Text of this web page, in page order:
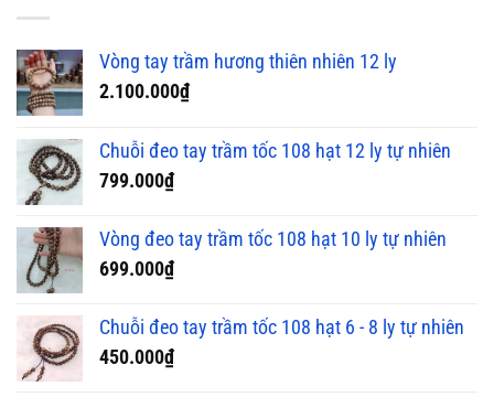
Vòng tay trầm hương thiên nhiên 12 ly
2.100.000₫
Chuỗi đeo tay trầm tốc 108 hạt 12 ly tự nhiên
799.000₫
Vòng đeo tay trầm tốc 108 hạt 10 ly tự nhiên
699.000₫
Chuỗi đeo tay trầm tốc 108 hạt 6 - 8 ly tự nhiên
450.000₫